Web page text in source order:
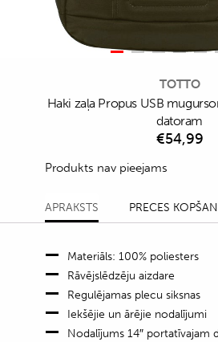
TOTTO
Haki zaļa Propus USB
datoram
€54,99
Produkts nav pieejams
APRAKSTS PRECES
Materiāls: 100% poliesters
Rāvējslēdzēju aizdare
Regulējamas plecu siksnas
Iekšējie un ārējie nodalījumi
Nodalījums 14″ portatīvajam